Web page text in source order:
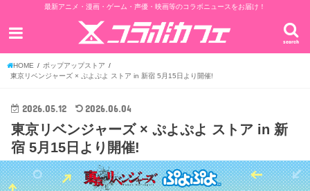
最新アニメ・漫画・ゲーム・声優・映画等のコラボニュースをお届け！
search
HOME
ポップアップストア
東京リベンジャーズ × ぷよぷよ ストア in 新宿 5月15日より開催!
2026.05.12 2026.06.04
東京リベンジャーズ × ぷよぷよ ストア in 新
宿 5月15日より開催!